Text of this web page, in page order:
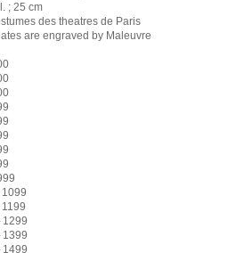
; 25 cm
des theatres de Paris
are engraved by Maleuvre
1099
1299
1399
1499